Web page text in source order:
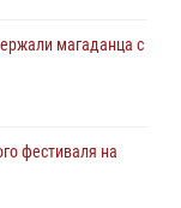
магаданца с
фестиваля на